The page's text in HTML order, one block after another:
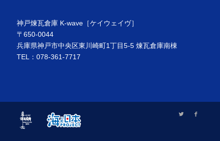
神戸煉瓦倉庫 K-wave［ケイウェイヴ］
〒650-0044
兵庫県神戸市中央区東川崎町1丁目5-5 煉瓦倉庫南棟
TEL：078-361-7717